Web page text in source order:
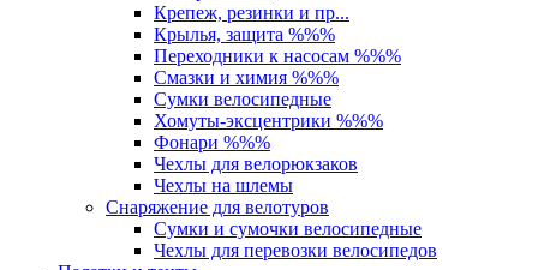
Крепеж, резинки и пр...
Крылья, защита %%%
Переходники к насосам %%%
Смазки и химия %%%
Сумки велосипедные
Хомуты-эксцентрики %%%
Фонари %%%
Чехлы для велорюкзаков
Чехлы на шлемы
Снаряжение для велотуров
Сумки и сумочки велосипедные
Чехлы для перевозки велосипедов